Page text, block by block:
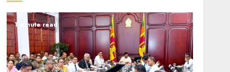
1 minute read